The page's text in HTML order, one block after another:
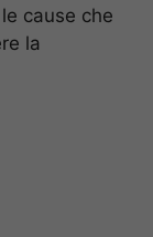
cause che
la